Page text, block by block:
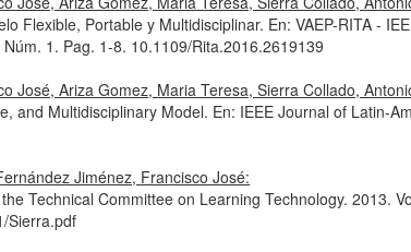
Flexible, Portable y Multidisciplinar. En: VAEP-RITA -
Núm. 1. Pag. 1-8. 10.1109/Rita.2016.2619139
José, Ariza Gomez, Maria Teresa, Sierra Collado,
and Multidisciplinary Model. En: IEEE Journal of Latin-
Jiménez, Francisco José:
Technical Committee on Learning Technology. 2013.
Sierra.pdf